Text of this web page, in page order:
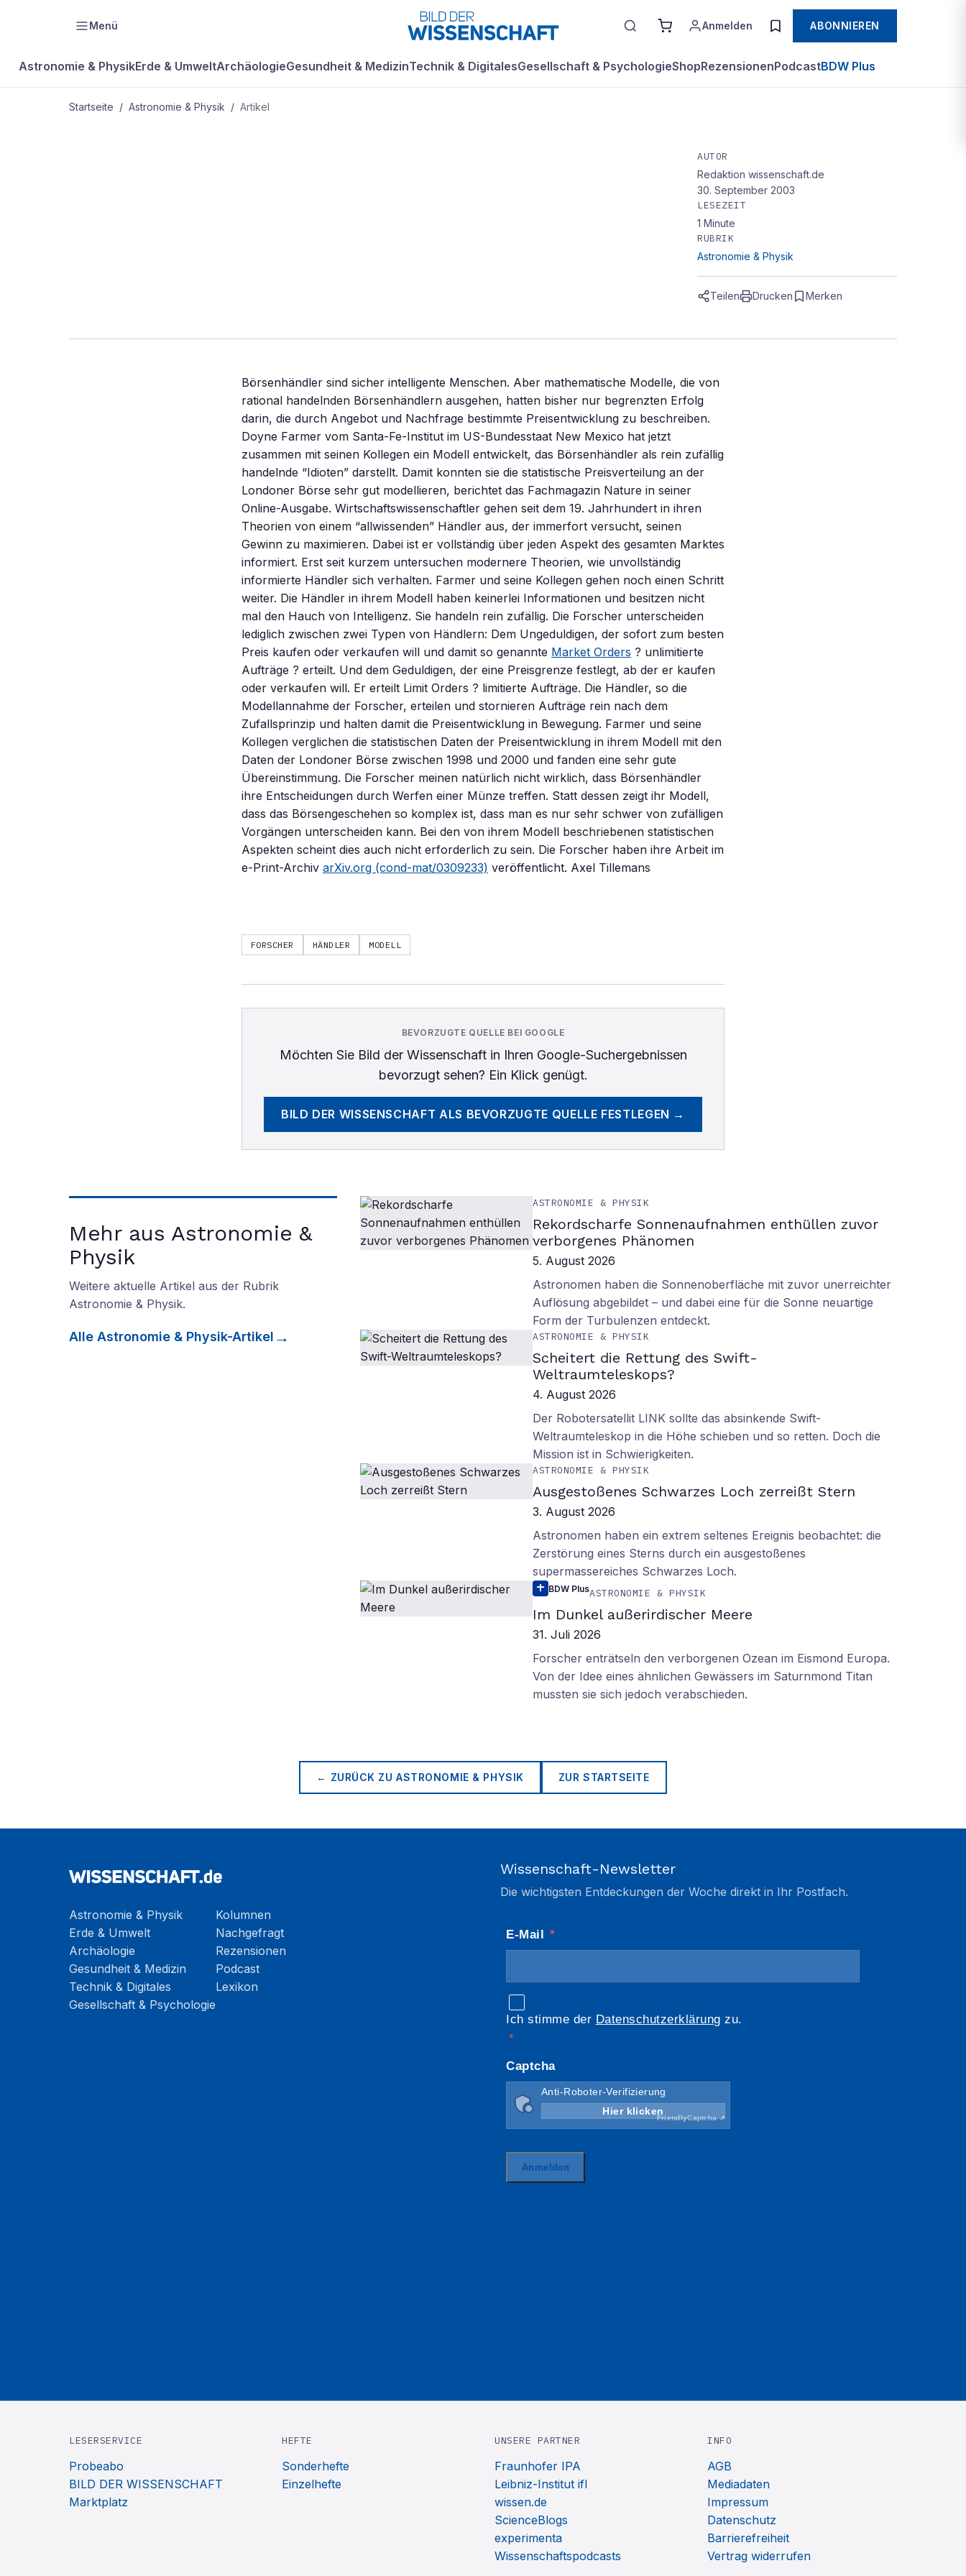
Menü Anmelden ABONNIEREN
Astronomie & PhysikErde & UmweltArchäologieGesundheit & MedizinTechnik & DigitalesGesellschaft & PsychologieShopRezensionenPodcastBDW Plus
Startseite / Astronomie & Physik / Artikel
AUTOR
Redaktion wissenschaft.de
30. September 2003
LESEZEIT
1 Minute
RUBRIK
Astronomie & Physik
Teilen Drucken Merken
Börsenhändler sind sicher intelligente Menschen. Aber mathematische Modelle, die von
rational handelnden Börsenhändlern ausgehen, hatten bisher nur begrenzten Erfolg
darin, die durch Angebot und Nachfrage bestimmte Preisentwicklung zu beschreiben.
Doyne Farmer vom Santa-Fe-Institut im US-Bundesstaat New Mexico hat jetzt
zusammen mit seinen Kollegen ein Modell entwickelt, das Börsenhändler als rein zufällig
handelnde “Idioten” darstellt. Damit konnten sie die statistische Preisverteilung an der
Londoner Börse sehr gut modellieren, berichtet das Fachmagazin Nature in seiner
Online-Ausgabe. Wirtschaftswissenschaftler gehen seit dem 19. Jahrhundert in ihren
Theorien von einem “allwissenden” Händler aus, der immerfort versucht, seinen
Gewinn zu maximieren. Dabei ist er vollständig über jeden Aspekt des gesamten Marktes
informiert. Erst seit kurzem untersuchen modernere Theorien, wie unvollständig
informierte Händler sich verhalten. Farmer und seine Kollegen gehen noch einen Schritt
weiter. Die Händler in ihrem Modell haben keinerlei Informationen und besitzen nicht
mal den Hauch von Intelligenz. Sie handeln rein zufällig. Die Forscher unterscheiden
lediglich zwischen zwei Typen von Händlern: Dem Ungeduldigen, der sofort zum besten
Preis kaufen oder verkaufen will und damit so genannte Market Orders ? unlimitierte
Aufträge ? erteilt. Und dem Geduldigen, der eine Preisgrenze festlegt, ab der er kaufen
oder verkaufen will. Er erteilt Limit Orders ? limitierte Aufträge. Die Händler, so die
Modellannahme der Forscher, erteilen und stornieren Aufträge rein nach dem
Zufallsprinzip und halten damit die Preisentwicklung in Bewegung. Farmer und seine
Kollegen verglichen die statistischen Daten der Preisentwicklung in ihrem Modell mit den
Daten der Londoner Börse zwischen 1998 und 2000 und fanden eine sehr gute
Übereinstimmung. Die Forscher meinen natürlich nicht wirklich, dass Börsenhändler
ihre Entscheidungen durch Werfen einer Münze treffen. Statt dessen zeigt ihr Modell,
dass das Börsengeschehen so komplex ist, dass man es nur sehr schwer von zufälligen
Vorgängen unterscheiden kann. Bei den von ihrem Modell beschriebenen statistischen
Aspekten scheint dies auch nicht erforderlich zu sein. Die Forscher haben ihre Arbeit im
e-Print-Archiv arXiv.org (cond-mat/0309233) veröffentlicht. Axel Tillemans
FORSCHER HÄNDLER MODELL
BEVORZUGTE QUELLE BEI GOOGLE
Möchten Sie Bild der Wissenschaftin Ihren Google-Suchergebnissen
bevorzugt sehen? Ein Klick genügt.
BILD DER WISSENSCHAFT ALS BEVORZUGTE QUELLE FESTLEGEN →
Mehr aus Astronomie &
Physik
Weitere aktuelle Artikel aus der Rubrik
Astronomie & Physik.
Alle Astronomie & Physik-Artikel
ASTRONOMIE & PHYSIK
Rekordscharfe Sonnenaufnahmen enthüllen zuvor
verborgenes Phänomen
5. August 2026
Astronomen haben die Sonnenoberfläche mit zuvor unerreichter
Auflösung abgebildet – und dabei eine für die Sonne neuartige
Form der Turbulenzen entdeckt.
ASTRONOMIE & PHYSIK
Scheitert die Rettung des Swift-
Weltraumteleskops?
4. August 2026
Der Robotersatellit LINK sollte das absinkende Swift-
Weltraumteleskop in die Höhe schieben und so retten. Doch die
Mission ist in Schwierigkeiten.
ASTRONOMIE & PHYSIK
Ausgestoßenes Schwarzes Loch zerreißt Stern
3. August 2026
Astronomen haben ein extrem seltenes Ereignis beobachtet: die
Zerstörung eines Sterns durch ein ausgestoßenes
supermassereiches Schwarzes Loch.
BDW PlusASTRONOMIE & PHYSIK
Im Dunkel außerirdischer Meere
31. Juli 2026
Forscher enträtseln den verborgenen Ozean im Eismond Europa.
Von der Idee eines ähnlichen Gewässers im Saturnmond Titan
mussten sie sich jedoch verabschieden.
← ZURÜCK ZUASTRONOMIE & PHYSIK ZUR STARTSEITE
Astronomie & Physik
Erde & Umwelt
Archäologie
Gesundheit & Medizin
Technik & Digitales
Gesellschaft & Psychologie
Kolumnen
Nachgefragt
Rezensionen
Podcast
Lexikon
Wissenschaft-Newsletter
Die wichtigsten Entdeckungen der Woche direkt in Ihr Postfach.
LESERSERVICE
Probeabo
BILD DER WISSENSCHAFT
Marktplatz
HEFTE
Sonderhefte
Einzelhefte
UNSERE PARTNER
Fraunhofer IPA
Leibniz-Institut ifl
wissen.de
ScienceBlogs
experimenta
Wissenschaftspodcasts
INFO
AGB
Mediadaten
Impressum
Datenschutz
Barrierefreiheit
Vertrag widerrufen